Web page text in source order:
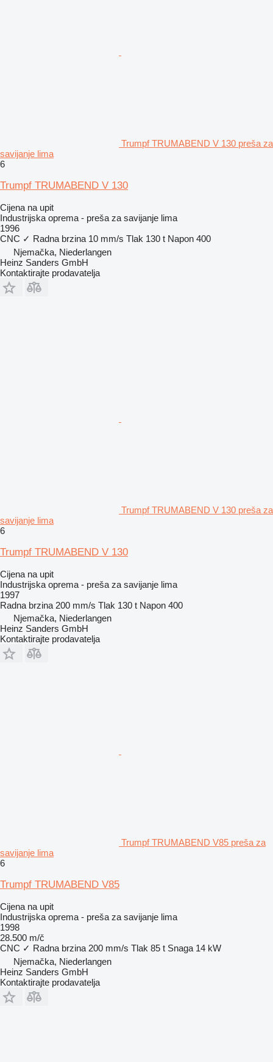
Trumpf TRUMABEND V 130 preša za
savijanje lima
6
Trumpf TRUMABEND V 130
Cijena na upit
Industrijska oprema - preša za savijanje lima
1996
CNC ✓ Radna brzina 10 mm/s Tlak 130 t Napon 400
Njemačka, Niederlangen
Heinz Sanders GmbH
Kontaktirajte prodavatelja
Trumpf TRUMABEND V 130 preša za
savijanje lima
6
Trumpf TRUMABEND V 130
Cijena na upit
Industrijska oprema - preša za savijanje lima
1997
Radna brzina 200 mm/s Tlak 130 t Napon 400
Njemačka, Niederlangen
Heinz Sanders GmbH
Kontaktirajte prodavatelja
Trumpf TRUMABEND V85 preša za
savijanje lima
6
Trumpf TRUMABEND V85
Cijena na upit
Industrijska oprema - preša za savijanje lima
1998
28.500 m/č
CNC ✓ Radna brzina 200 mm/s Tlak 85 t Snaga 14 kW
Njemačka, Niederlangen
Heinz Sanders GmbH
Kontaktirajte prodavatelja